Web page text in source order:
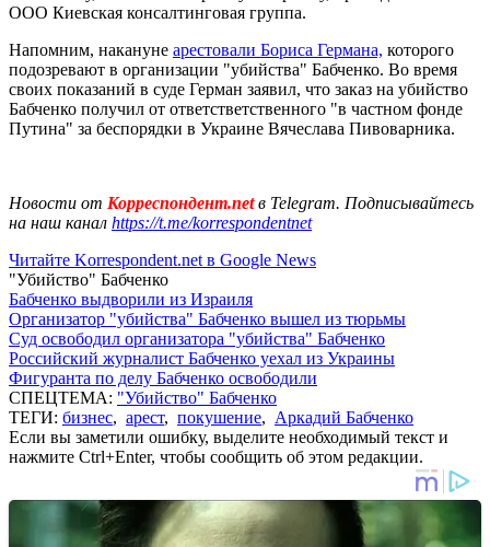
ООО Киевская консалтинговая группа.
Напомним, накануне арестовали Бориса Германа, которого
подозревают в организации "убийства" Бабченко. Во время
своих показаний в суде Герман заявил, что заказ на убийство
Бабченко получил от ответстветственного "в частном фонде
Путина" за беспорядки в Украине Вячеслава Пивоварника.
Новости от Корреспондент.netв Telegram. Подписывайтесь
на наш канал https://t.me/korrespondentnet
Читайте Korrespondent.net в Google News
"Убийство" Бабченко
Бабченко выдворили из Израиля
Организатор "убийства" Бабченко вышел из тюрьмы
Суд освободил организатора "убийства" Бабченко
Российский журналист Бабченко уехал из Украины
Фигуранта по делу Бабченко освободили
СПЕЦТЕМА: "Убийство" Бабченко
ТЕГИ: бизнес, арест, покушение, Аркадий Бабченко
Если вы заметили ошибку, выделите необходимый текст и
нажмите Ctrl+Enter, чтобы сообщить об этом редакции.